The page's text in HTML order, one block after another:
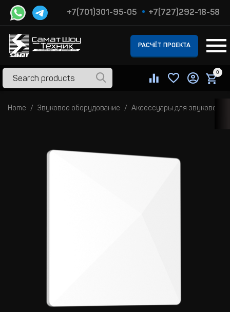
+7(701)301-95-05 +7(727)292-18-58
РАСЧЁТ ПРОЕКТА
0
Home Звуковое оборудование Аксессуары для звукового